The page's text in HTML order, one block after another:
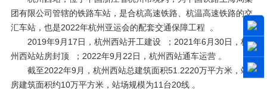
团有限公司管辖的铁路车站，是合杭高速铁路、杭温高速铁路的交
汇车站，也是2022年杭州亚运会的配套交通保障工程 。
2019年9月17日，杭州西站开工建设 ；2021年6月30日，杭
州西站站房封顶 ；2022年9月22日，杭州西站通车运营 。
截至2022年9月，杭州西站总建筑面积51.2220万平方米，站
房建筑面积约10万平方米，站场规模为11台20线 。